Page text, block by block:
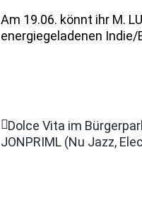
Am 19.06. könnt ihr M.
energiegeladenen
Dolce Vita im
JONPRIML (Nu Jazz,